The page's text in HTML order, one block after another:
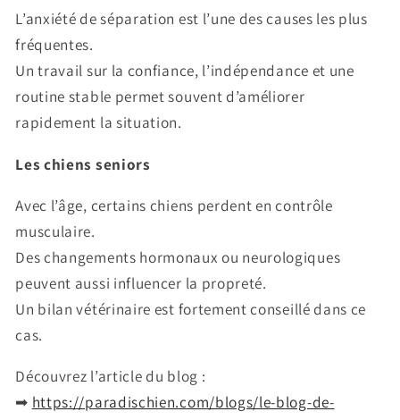
L’anxiété de séparation est l’une des causes les plus
fréquentes.
Un travail sur la confiance, l’indépendance et une
routine stable permet souvent d’améliorer
rapidement la situation.
Les chiens seniors
Avec l’âge, certains chiens perdent en contrôle
musculaire.
Des changements hormonaux ou neurologiques
peuvent aussi influencer la propreté.
Un bilan vétérinaire est fortement conseillé dans ce
cas.
Découvrez l’article du blog :
➡ https://paradischien.com/blogs/le-blog-de-